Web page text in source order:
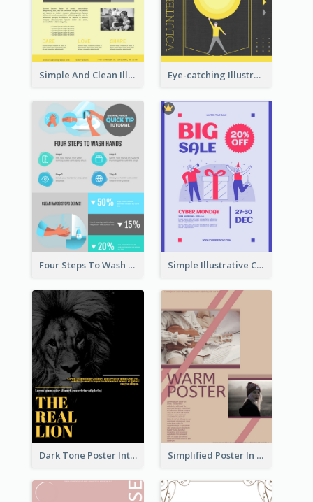
Simple And Clean Illuminating Community Poster Design Eye-catching Illustration Illuminating Design Template
Four Steps To Wash Hands Infographic Poster Simple Illustrative Cyber Monday Sales Poster Design
Dark Tone Poster Introducing Animals Simplified Poster In Warm Colour Tone